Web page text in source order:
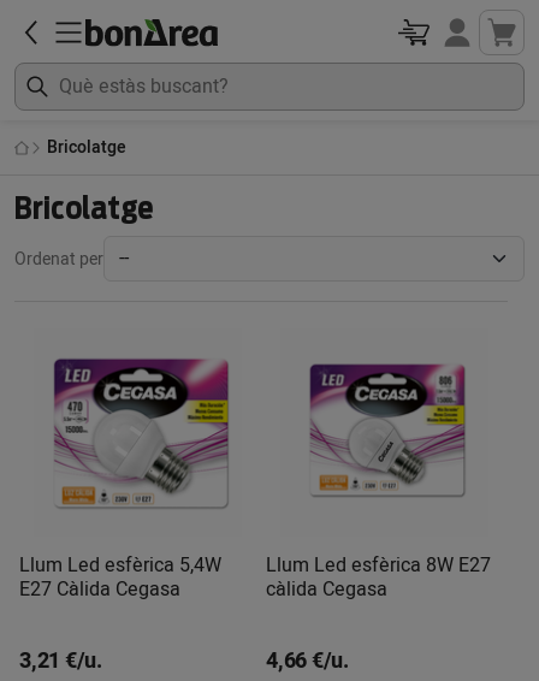
Bricolatge
Bricolatge
Ordenat per
Llum Led esfèrica 5,4W
E27 Càlida Cegasa
3,21 €/u.
Llum Led esfèrica 8W E27
càlida Cegasa
4,66 €/u.